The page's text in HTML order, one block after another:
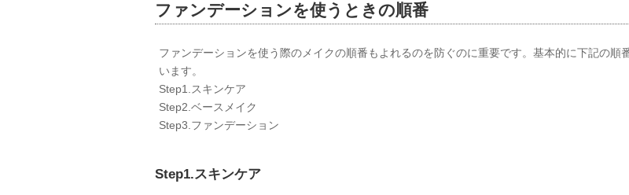
ファンデーションを使うときの順番
ファンデーションを使う際のメイクの順番もよれるのを防ぐのに重要です。基本的に下記の順
います。
Step1.スキンケア
Step2.ベースメイク
Step3.ファンデーション
Step1.スキンケア